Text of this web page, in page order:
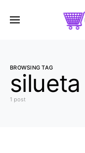
BROWSING TAG
1 post